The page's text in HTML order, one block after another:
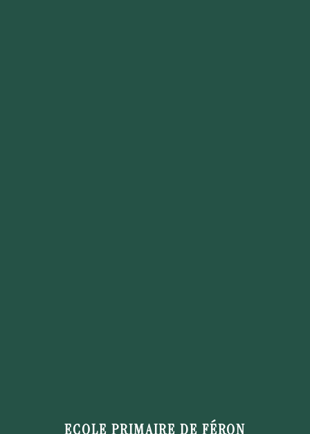
ECOLE PRIMAIRE DE FÉRON